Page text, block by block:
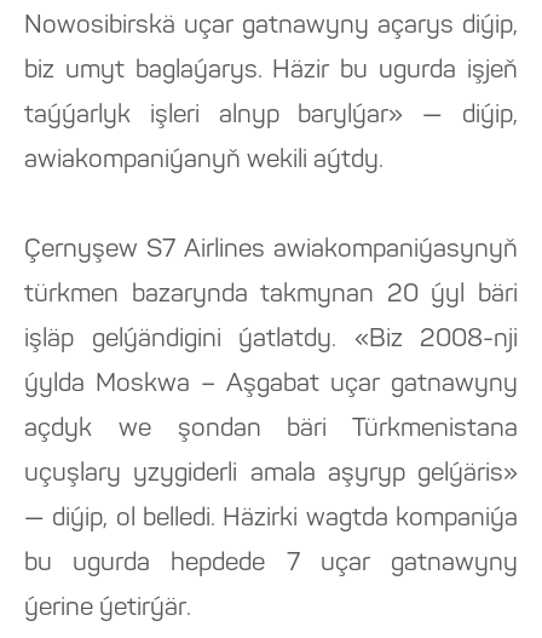
Nowosibirskä uçar gatnawyny açarys diýip,
biz umyt baglaýarys. Häzir bu ugurda işjeň
taýýarlyk işleri alnyp barylýar» — diýip,
awiakompaniýanyň wekili aýtdy.
Çernyşew S7 Airlines awiakompaniýasynyň
türkmen bazarynda takmynan 20 ýyl bäri
işläp gelýändigini ýatlatdy. «Biz 2008-nji
ýylda Moskwa – Aşgabat uçar gatnawyny
açdyk we şondan bäri Türkmenistana
uçuşlary yzygiderli amala aşyryp gelýäris»
— diýip, ol belledi. Häzirki wagtda kompaniýa
bu ugurda hepdede 7 uçar gatnawyny
ýerine ýetirýär.